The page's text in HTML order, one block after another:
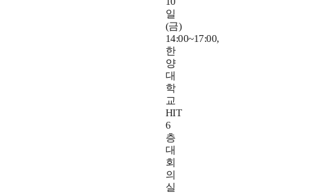
일
(금)
14:00~17:00,
한
양
대
학
교
HIT
6
층
대
회
의
실